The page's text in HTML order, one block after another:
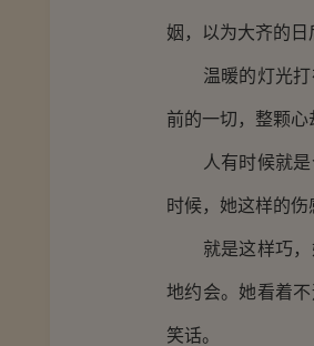
姻，以为大齐的日
温暖的灯光打在
前的一切，整颗心
人有时候就是个
时候，她这样的伤
就是这样巧，她
地约会。她看着
笑话。